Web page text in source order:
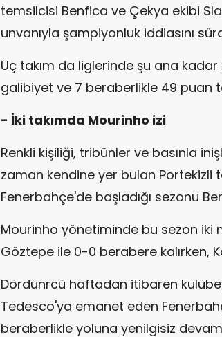
temsilcisi Benfica ve Çekya ekibi
unvanıyla şampiyonluk iddiasını
Üç takım da liglerinde şu ana kadar
galibiyet ve 7 beraberlikle 49 puan
- İki takımda Mourinho izi
Renkli kişiliği, tribünler ve basınla
zaman kendine yer bulan Portekizli
Fenerbahçe'de başladığı sezonu
Mourinho yönetiminde bu sezon iki
Göztepe ile 0-0 berabere kalırken,
Dördünrcü haftadan itibaren
Tedesco'ya emanet eden
beraberlikle yoluna yenilgisiz